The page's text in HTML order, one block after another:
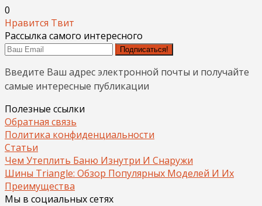
0
Нравится Твит
Рассылка самого интересного
Подписаться!
Введите Ваш адрес электронной почты и получайте
самые интересные публикации
Полезные ссылки
Обратная связь
Политика конфиденциальности
Статьи
Чем Утеплить Баню Изнутри И Снаружи
Шины Triangle: Обзор Популярных Моделей И Их
Преимущества
Мы в социальных сетях